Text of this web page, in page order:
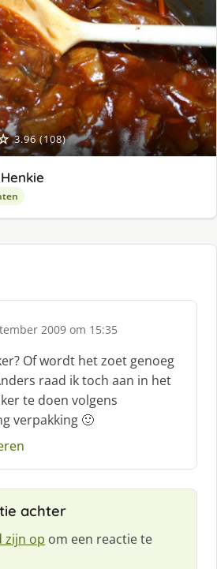
3.96 (108)
2009 om 15:35
Of wordt het zoet genoeg
raad ik toch aan in het
te doen volgens
verpakking 🙂
achter
zijn op om een reactie te